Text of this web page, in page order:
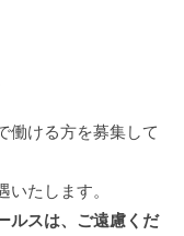
働ける方を募集して
たします。
ルスは、ご遠慮くだ